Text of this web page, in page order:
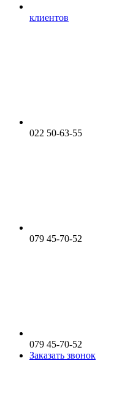
клиентов
022 50-63-55
079 45-70-52
079 45-70-52
Заказать звонок